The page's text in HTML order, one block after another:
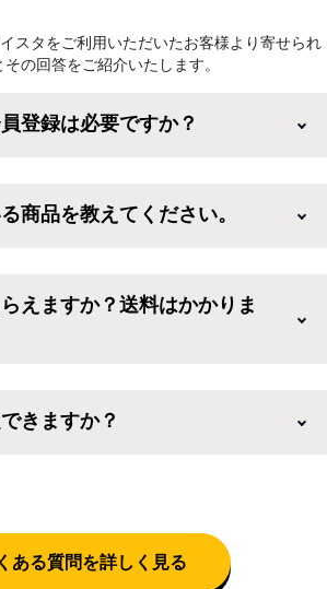
スタをご利用いただいたお客様より寄せられ
その回答をご紹介いたします。
登録は必要ですか？
てもカートに商品を入れた後、ログイ
商品を教えてください。
な家電セットから、季節・空調家
活家電まで、幅広く中古家電を取り
えますか？送料はかかりま
おいて自社配送を選択いただくこと
きますか？
に関するご連絡をさせて頂きます。
ある質問を詳しく見る